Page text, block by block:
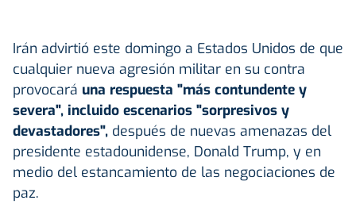
Irán advirtió este domingo a Estados Unidos de que
cualquier nueva agresión militar en su contra
provocará una respuesta "más contundente y
severa", incluido escenarios "sorpresivos y
devastadores", después de nuevas amenazas del
presidente estadounidense, Donald Trump, y en
medio del estancamiento de las negociaciones de
paz.